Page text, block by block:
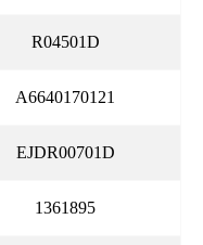
R04501D
A6640170121
EJDR00701D
1361895